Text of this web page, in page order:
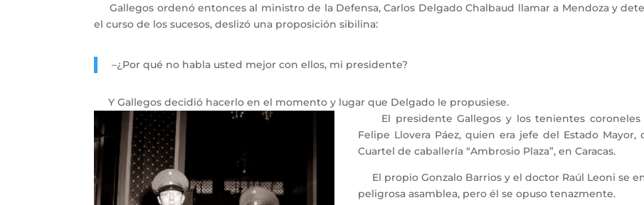
Gallegos ordenó entonces al ministro de la Defensa, Carlos Delgado Chalbaud llamar a Mendoza y
el curso de los sucesos, deslizó una proposición sibilina:
–¿Por qué no habla usted mejor con ellos, mi presidente?
Y Gallegos decidió hacerlo en el momento y lugar que Delgado le propusiese.
El presidente Gallegos y los tenientes coroneles
Felipe Llovera Páez, quien era jefe del Estado
Cuartel de caballería “Ambrosio Plaza”, en Caracas.
El propio Gonzalo Barrios y el doctor Raúl Leoni se
peligrosa asamblea, pero él se opuso tenazmente.